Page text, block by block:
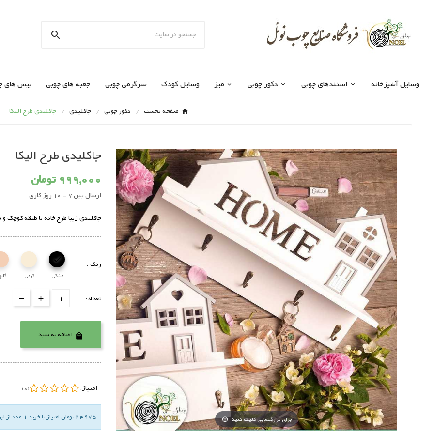

وسایل آشپزخانه استندهای چوبی دکور چوبی میز وسایل کودک سرگرمی چوبی جعبه های چوبی بیس های
صفحه نخست دکور چوبی جاکلیدی جاکلیدی طرح الیکا
برای بزرگنمایی کلیک کنید
جاکلیدی طرح الیکا
999,000 تومان
ارسال بین 7 - 10 روز کاری
جاکلیدی زیبا طرح خانه با طبقه کوچک و ظرفیت
رنگ :
مشکی

کرمی
تعداد:
 اضافه به سبد
امتیاز: (0)
24,975 تومان امتیاز با خرید 1 عدد از این کالا